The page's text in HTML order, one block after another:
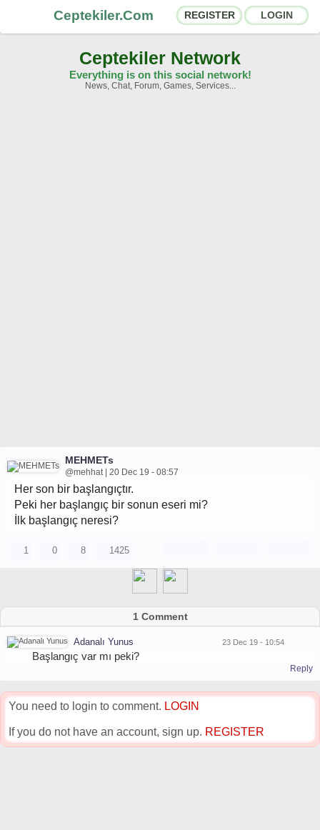
Ceptekiler.Com REGISTER LOGIN
Ceptekiler Network
Everything is on this social network!
News, Chat, Forum, Games, Services...
MEHMETs
@mehhat | 20 Dec 19 - 08:57
Her son bir başlangıçtır.
Peki her başlangıç bir sonun eseri mi?
İlk başlangıç neresi?
1 0 8 1425
1 Comment
Adanalı Yunus 23 Dec 19 - 10:54
Başlangıç var mı peki?
Reply
You need to login to comment. LOGIN
If you do not have an account, sign up. REGISTER